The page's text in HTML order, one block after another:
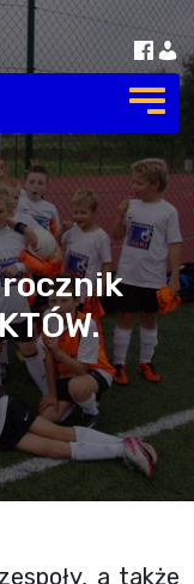
rocznik
a także